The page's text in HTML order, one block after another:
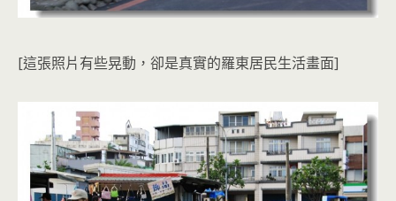
[這張照片有些晃動，卻是真實的羅東居民生活畫面]